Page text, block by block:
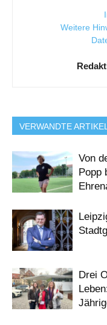
Weitere
VERWANDTE ARTIKEL
Von
Popp
Drei